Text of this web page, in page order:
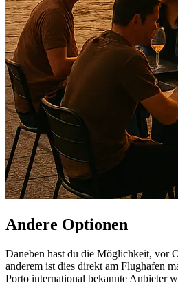
Andere Optionen
Daneben hast du die Möglichkeit, vor
anderem ist dies direkt am Flughafen
Porto international bekannte Anbieter